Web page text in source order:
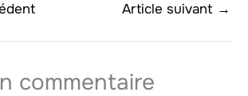
Article suivant →
commentaire